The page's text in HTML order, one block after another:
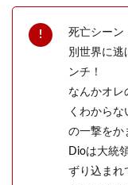
死亡シーン
別世界に逃
ンチ！
なんかオレ
くわから
の一撃をか
Dioは大統
ずり込まれ